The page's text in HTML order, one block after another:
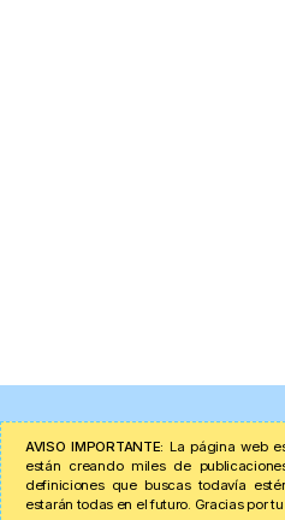
AVISO IMPORTANTE: La página web
están creando miles de
definiciones que buscas todavía
estarán todas en el futuro. Gracias por